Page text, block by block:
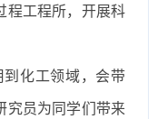
程工程所，开展科
化工领域，会带
究员为同学们带来